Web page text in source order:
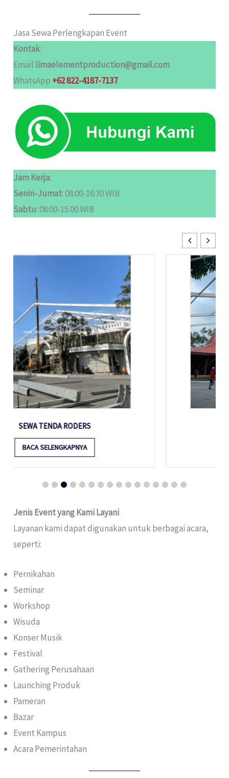
Jasa Sewa Perlengkapan Event
Kontak:
Email limaelementproduction@gmail.com
WhatsApp +62 822-4187-7137
Jam Kerja:
Senin-Jumat: 08:00-16:30 WIB
Sabtu: 08:00-15.00 WIB
SEWA TENDA RODER
BACA SELENGKAPNYA
Jenis Event yang Kami Layani
Layanan kami dapat digunakan untuk berbagai acara,
seperti:
Pernikahan
Seminar
Workshop
Wisuda
Konser Musik
Festival
Gathering Perusahaan
Launching Produk
Pameran
Bazar
Event Kampus
Acara Pemerintahan